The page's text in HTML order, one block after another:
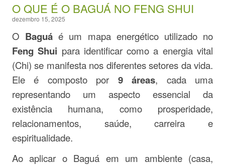
O QUE É O BAGUÁ NO FENG SHUI
dezembro 15, 2025
O Baguá é um mapa energético utilizado no
Feng Shui para identificar como a energia vital
(Chi) se manifesta nos diferentes setores da vida.
Ele é composto por 9 áreas, cada uma
representando um aspecto essencial da
existência humana, como prosperidade,
relacionamentos, saúde, carreira e
espiritualidade.
Ao aplicar o Baguá em um ambiente (casa,